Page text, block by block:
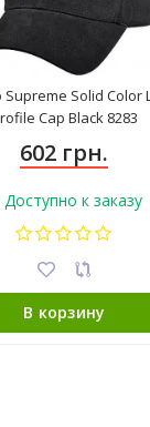
Supreme Solid Color
Cap Black 8283
602 грн.
Доступно к заказу
В корзину